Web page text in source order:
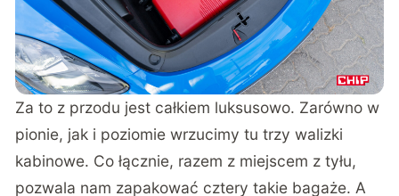
Za to z przodu jest całkiem luksusowo. Zarówno w
pionie, jak i poziomie wrzucimy tu trzy walizki
kabinowe. Co łącznie, razem z miejscem z tyłu,
pozwala nam zapakować cztery takie bagaże. A